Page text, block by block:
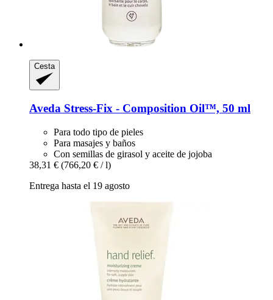
Cesta
Aveda Stress-​Fix -​ Composition Oil™, 50 ml
Para todo tipo de pieles
Para masajes y baños
Con semillas de girasol y aceite de jojoba
38,31 € (766,20 € / l)
Entrega hasta el 19 agosto